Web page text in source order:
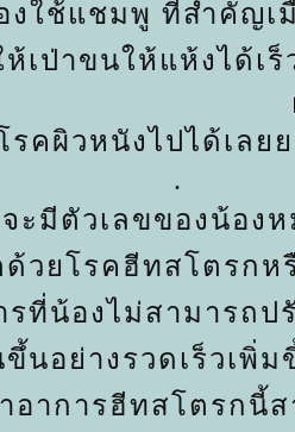
ใช้แชมพู ที่สำคัญเ
เป่าขนให้แห้งได้เ
คผิวหนังไปได้เล
.
ะมีตัวเลขของน้องห
ด้วยโรคฮีทสโตรก
รที่น้องไม่สามารถ
ขึ้นอย่างรวดเร็วเพิ่
าการฮีทสโตรกนี้ส